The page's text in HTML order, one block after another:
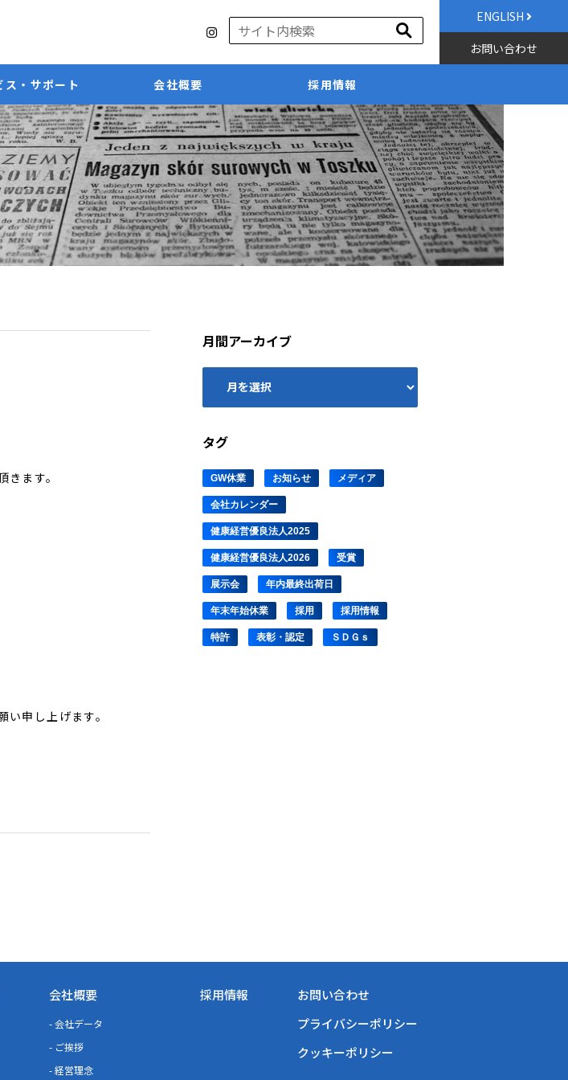
ENGLISH
お問い合わせ
ス・サポート 会社概要 採用情報
ます。
申し上げます。
月間アーカイブ
タグ
GW休業 お知らせ メディア
会社カレンダー
健康経営優良法人2025
健康経営優良法人2026 受賞
展示会 年内最終出荷日
年末年始休業 採用 採用情報
特許 表彰・認定 ＳＤＧｓ
会社概要
- 会社データ
- ご挨拶
- 経営理念
採用情報
お問い合わせ
プライバシーポリシー
クッキーポリシー